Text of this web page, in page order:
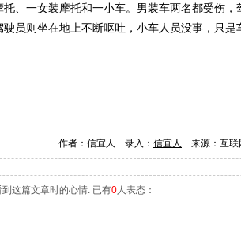
、一女装摩托和一小车。男装车两名都受伤
员则坐在地上不断呕吐，小车人员没事，只是
作者：信宜人 录入： 信宜人 来源：互
这篇文章时的心情: 已有0人表态：